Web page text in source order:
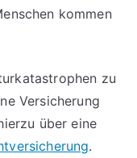
kommen
zu
Versicherung
über eine
.